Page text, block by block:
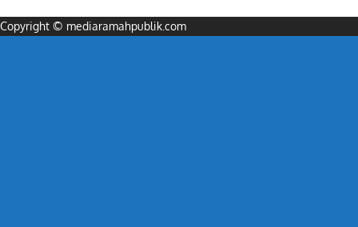
Copyright © mediaramahpublik.com